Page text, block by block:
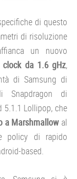
di questo
di risoluzione
un nuovo
clock da 1.6 gHz,
di Samsung di
Snapdragon di
5.1.1 Lollipop, che
a Marshmallow al
policy di rapido
based.